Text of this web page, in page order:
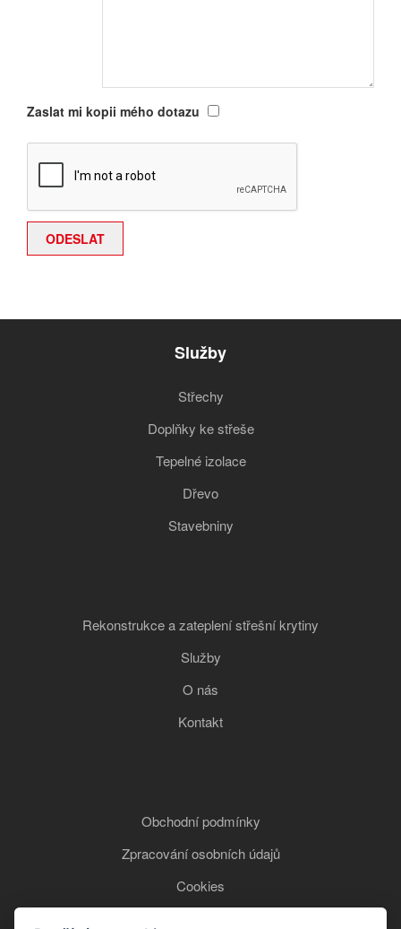
Zaslat mi kopii mého dotazu
Služby
Střechy
Doplňky ke střeše
Tepelné izolace
Dřevo
Stavebniny
Rekonstrukce a zateplení střešní krytiny
Služby
O nás
Kontakt
Obchodní podmínky
Zpracování osobních údajů
Cookies